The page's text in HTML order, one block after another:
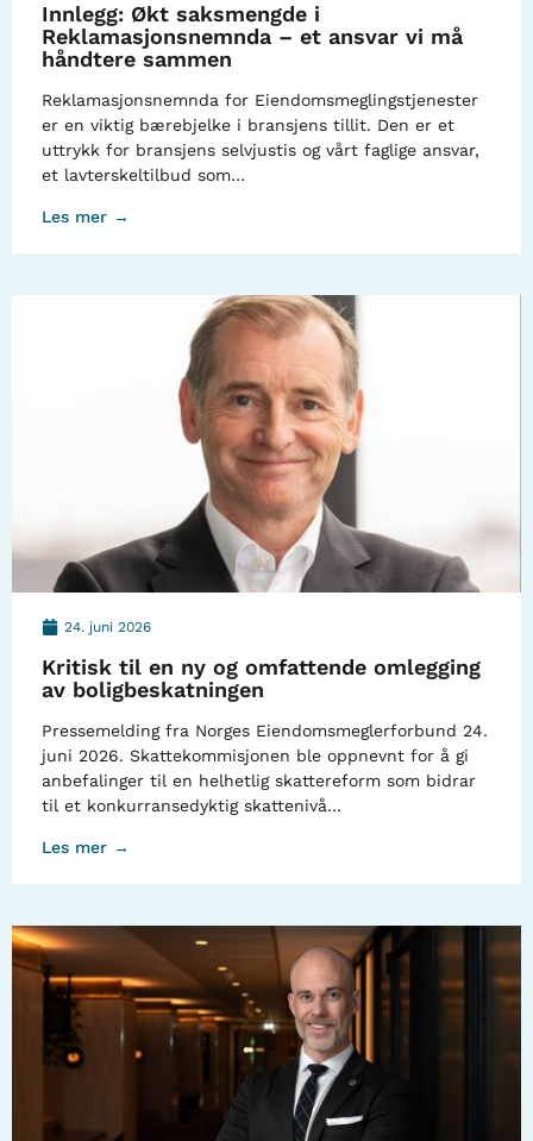
Innlegg: Økt saksmengde i
Reklamasjonsnemnda – et ansvar vi må
håndtere sammen
Reklamasjonsnemnda for Eiendomsmeglingstjenester
er en viktig bærebjelke i bransjens tillit. Den er et
uttrykk for bransjens selvjustis og vårt faglige ansvar,
et lavterskeltilbud som…
Les mer →
24. juni 2026
Kritisk til en ny og omfattende omlegging
av boligbeskatningen
Pressemelding fra Norges Eiendomsmeglerforbund 24.
juni 2026. Skattekommisjonen ble oppnevnt for å gi
anbefalinger til en helhetlig skattereform som bidrar
til et konkurransedyktig skattenivå…
Les mer →